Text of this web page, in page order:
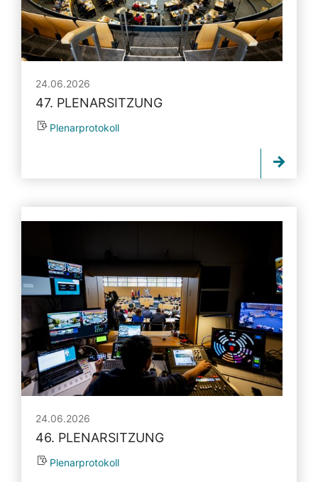
24.06.2026
47. PLENARSITZUNG
Plenarprotokoll
24.06.2026
46. PLENARSITZUNG
Plenarprotokoll